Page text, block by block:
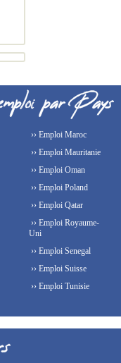
›› Emploi Maroc
›› Emploi Mauritanie
›› Emploi Oman
›› Emploi Poland
›› Emploi Qatar
›› Emploi Royaume-
Uni
›› Emploi Senegal
›› Emploi Suisse
›› Emploi Tunisie